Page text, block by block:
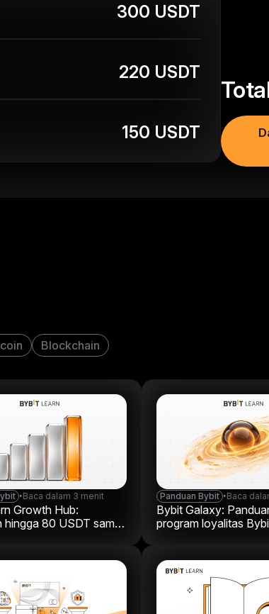
300 USDT
220 USDT
150 USDT
Blockchain
•Baca dalam 3 menit
Growth Hub:
hingga 80 USDT sambil
Panduan Bybit •Baca
Bybit Galaxy:
program loyalitas